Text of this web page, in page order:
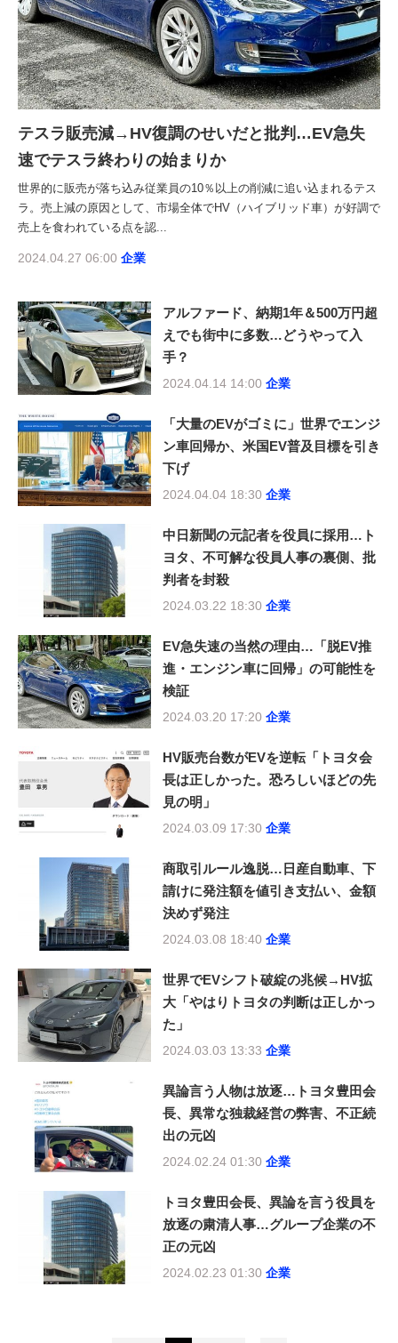
テスラ販売減→HV復調のせいだと批判…EV急失
速でテスラ終わりの始まりか
世界的に販売が落ち込み従業員の10％以上の削減に追い込まれるテス
ラ。売上減の原因として、市場全体でHV（ハイブリッド車）が好調で
売上を食われている点を認...
2024.04.27 06:00 企業
アルファード、納期1年＆500万円超
えでも街中に多数…どうやって入
手？
2024.04.14 14:00 企業
「大量のEVがゴミに」世界でエンジ
ン車回帰か、米国EV普及目標を引き
下げ
2024.04.04 18:30 企業
中日新聞の元記者を役員に採用…ト
ヨタ、不可解な役員人事の裏側、批
判者を封殺
2024.03.22 18:30 企業
EV急失速の当然の理由…「脱EV推
進・エンジン車に回帰」の可能性を
検証
2024.03.20 17:20 企業
HV販売台数がEVを逆転「トヨタ会
長は正しかった。恐ろしいほどの先
見の明」
2024.03.09 17:30 企業
商取引ルール逸脱…日産自動車、下
請けに発注額を値引き支払い、金額
決めず発注
2024.03.08 18:40 企業
世界でEVシフト破綻の兆候→HV拡
大「やはりトヨタの判断は正しかっ
た」
2024.03.03 13:33 企業
異論言う人物は放逐…トヨタ豊田会
長、異常な独裁経営の弊害、不正続
出の元凶
2024.02.24 01:30 企業
トヨタ豊田会長、異論を言う役員を
放逐の粛清人事…グループ企業の不
正の元凶
2024.02.23 01:30 企業